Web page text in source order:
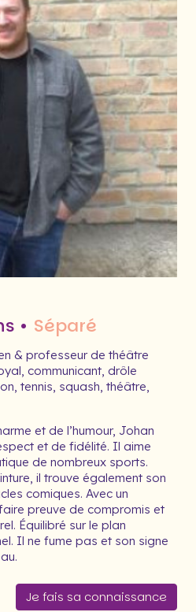
• Séparé
& professeur de théâtre
communicant, drôle
tennis, squash, théâtre,
et de l’humour, Johan
et de fidélité. Il aime
de nombreux sports.
il trouve également son
comiques. Avec un
preuve de compromis et
Équilibré sur le plan
Il ne fume pas et son signe
Je fais sa connaissance